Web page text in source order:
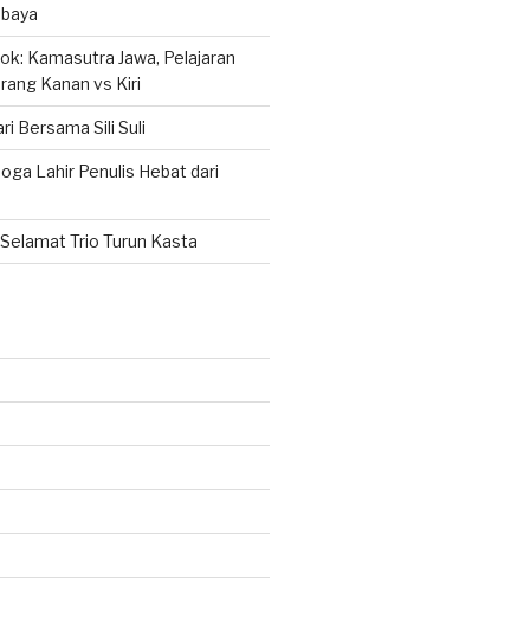
Kamasutra Jawa, Pelajaran
Kanan vs Kiri
Bersama Sili Suli
Lahir Penulis Hebat dari
Selamat Trio Turun Kasta